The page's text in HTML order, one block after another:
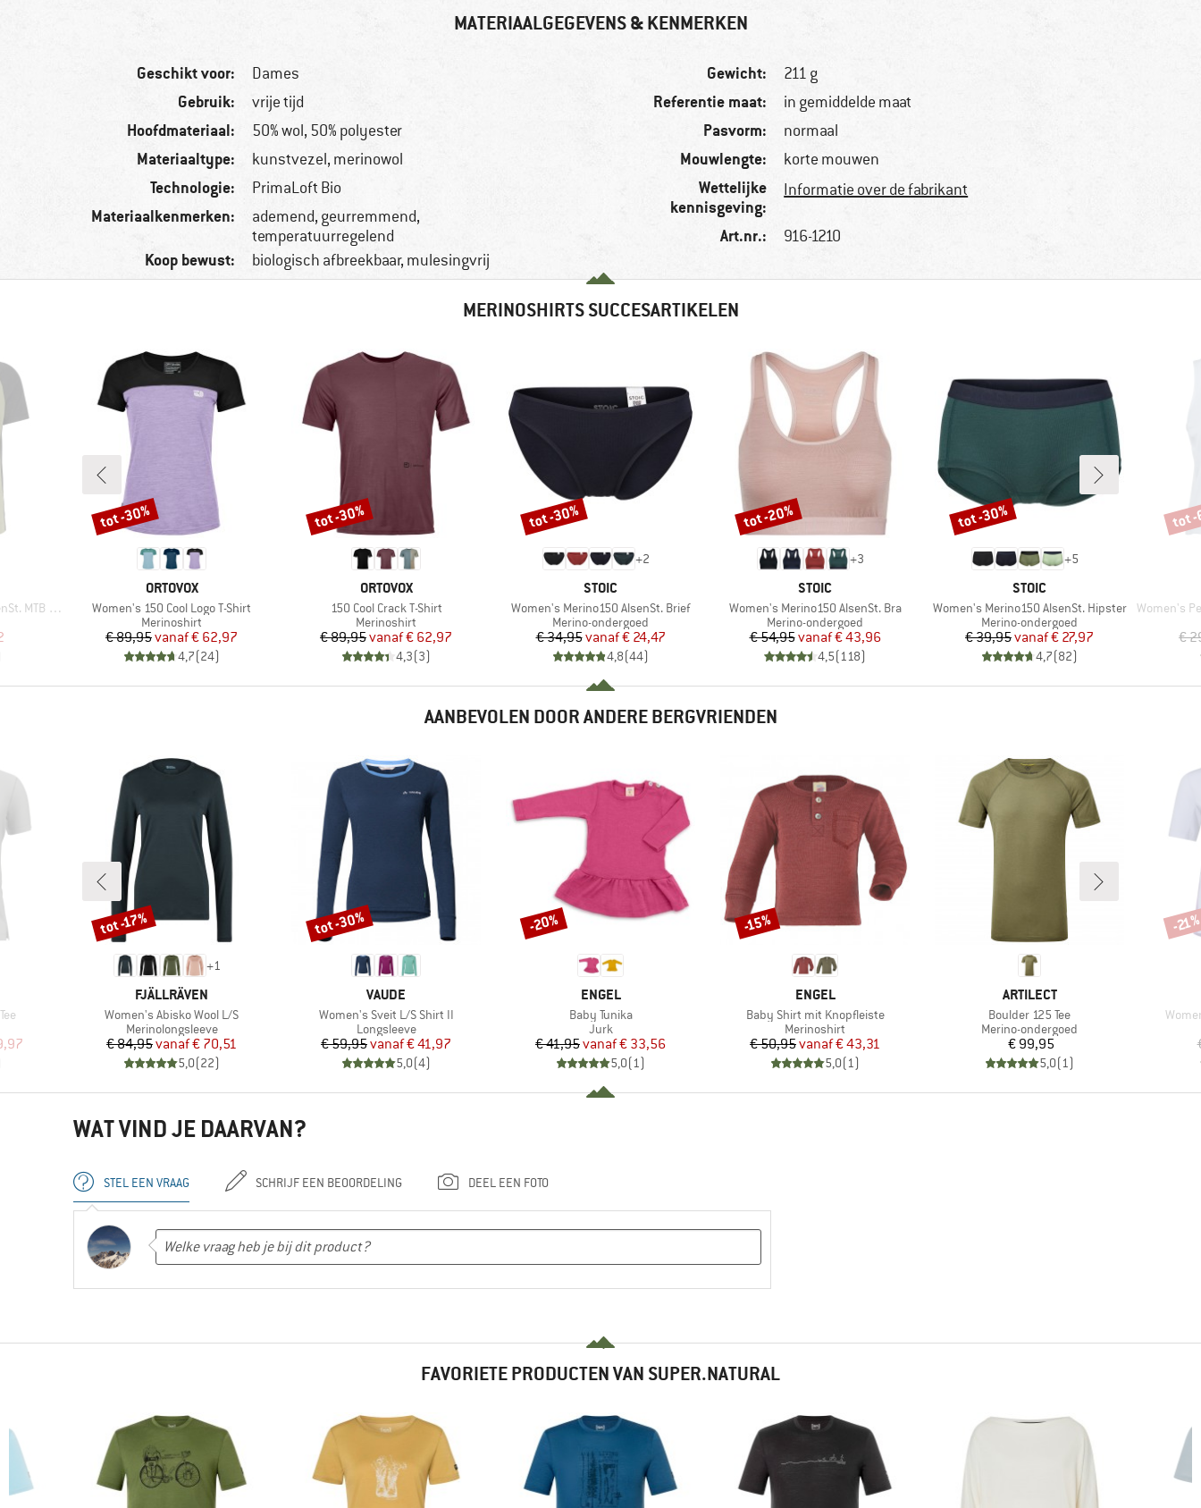
MATERIAALGEGEVENS & KENMERKEN
Geschikt voor: Dames
Gebruik: vrije tijd
Hoofdmateriaal: 50% wol, 50% polyester
Materiaaltype: kunstvezel, merinowol
Technologie: PrimaLoft Bio
Materiaalkenmerken:
ademend, geurremmend,
temperatuurregelend
Koop bewust: biologisch afbreekbaar, mulesingvrij
Gewicht: 211 g
Referentie maat: in gemiddelde maat
Pasvorm: normaal
Mouwlengte: korte mouwen
Wettelijke
kennisgeving:
Informatie over de fabrikant
Art.nr.: 916-1210
MERINOSHIRTS SUCCESARTIKELEN
MTB S/S
prijs
MERK
ORTOVOX
Artikel
Women's 150 Cool Logo T-Shirt
Productgroep
Merinoshirt
Prijs
€ 89,95 Verlaagde prijs
vanaf€ 62,97
4,7(24)
Korting
tot -30%
MERK
ORTOVOX
Artikel
150 Cool Crack T-Shirt
Productgroep
Merinoshirt
Prijs
€ 89,95 Verlaagde prijs
vanaf€ 62,97
4,3(3)
Korting
tot -30%
+2
MERK
STOIC
Artikel
Women's Merino150 AlsenSt. Brief
Productgroep
Merino-ondergoed
Prijs
€ 34,95 Verlaagde prijs
vanaf€ 24,47
4,8(44)
Korting
tot -30%
+3
MERK
STOIC
Artikel
Women's Merino150 AlsenSt. Bra
Productgroep
Merino-ondergoed
Prijs
€ 54,95 Verlaagde prijs
vanaf€ 43,96
4,5(118)
Korting
tot -20%
+5
MERK
STOIC
Artikel
Women's Merino150 AlsenSt. Hipster
Productgroep
Merino-ondergoed
Prijs
€ 39,95 Verlaagde prijs
vanaf€ 27,97
4,7(82)
Korting
tot -30%
Artikel
Women's
€
tot
AANBEVOLEN DOOR ANDERE BERGVRIENDEN
prijs
+1
MERK
FJÄLLRÄVEN
Artikel
Women's Abisko Wool L/S
Productgroep
Merinolongsleeve
Prijs
€ 84,95 Verlaagde prijs
vanaf€ 70,51
5,0(22)
Korting
tot -17%
MERK
VAUDE
Artikel
Women's Sveit L/S Shirt II
Productgroep
Longsleeve
Prijs
€ 59,95 Verlaagde prijs
vanaf€ 41,97
5,0(4)
Korting
tot -30%
MERK
ENGEL
Artikel
Baby Tunika
Productgroep
Jurk
Prijs
€ 41,95 Verlaagde prijs
vanaf€ 33,56
5,0(1)
Korting
-20%
MERK
ENGEL
Artikel
Baby Shirt mit Knopfleiste
Productgroep
Merinoshirt
Prijs
€ 50,95 Verlaagde prijs
vanaf€ 43,31
5,0(1)
Korting
-15%
MERK
ARTILECT
Artikel
Boulder 125 Tee
Productgroep
Merino-ondergoed
Prijs
€ 99,95
5,0(1)
Artikel
-
WAT VIND JE DAARVAN?
STEL EEN VRAAG SCHRIJF EEN BEOORDELING DEEL EEN FOTO
FAVORIETE PRODUCTEN VAN SUPER.NATURAL